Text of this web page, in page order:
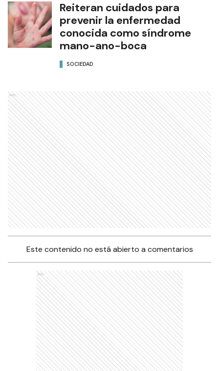
Reiteran cuidados para
prevenir la enfermedad
conocida como síndrome
mano-ano-boca
SOCIEDAD
Ads
Este contenido no está abierto a comentarios
Ads